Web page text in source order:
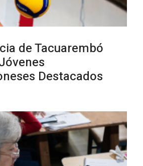
sobre la agenda de
contra el